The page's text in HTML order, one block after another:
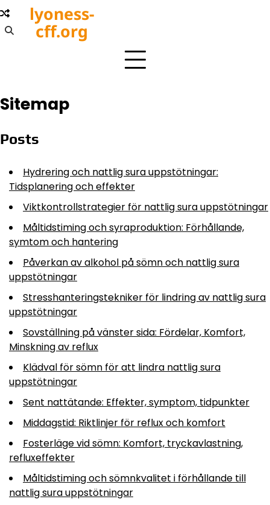
Skip
to
content
lyoness-
cff.org
Sitemap
Posts
Hydrering och nattlig sura uppstötningar:
Tidsplanering och effekter
Viktkontrollstrategier för nattlig sura uppstötningar
Måltidstiming och syraproduktion: Förhållande,
symtom och hantering
Påverkan av alkohol på sömn och nattlig sura
uppstötningar
Stresshanteringstekniker för lindring av nattlig sura
uppstötningar
Sovställning på vänster sida: Fördelar, Komfort,
Minskning av reflux
Klädval för sömn för att lindra nattlig sura
uppstötningar
Sent nattätande: Effekter, symptom, tidpunkter
Middagstid: Riktlinjer för reflux och komfort
Fosterläge vid sömn: Komfort, tryckavlastning,
refluxeffekter
Måltidstiming och sömnkvalitet i förhållande till
nattlig sura uppstötningar